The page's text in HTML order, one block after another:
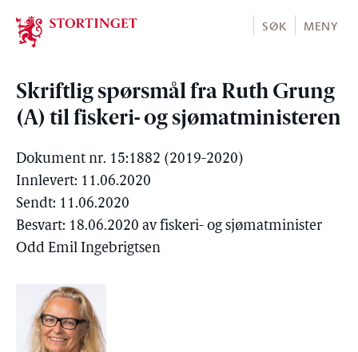
Stortinget.no
SØK MENY
Skriftlig spørsmål fra Ruth Grung
(A) til fiskeri- og sjømatministeren
Dokument nr. 15:1882 (2019-2020)
Innlevert: 11.06.2020
Sendt: 11.06.2020
Besvart: 18.06.2020 av fiskeri- og sjømatminister
Odd Emil Ingebrigtsen